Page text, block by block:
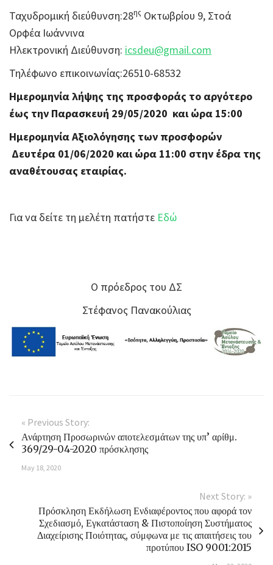
Ταχυδρομική διεύθυνση:28ης Οκτωβρίου 9, Στοά
Ορφέα Ιωάννινα
Ηλεκτρονική Διεύθυνση: icsdeu@gmail.com
Τηλέφωνο επικοινωνίας:26510-68532
Ημερομηνία λήψης της προσφοράς το αργότερο
έως την Παρασκευή 29/05/2020 και ώρα 15:00
Ημερομηνία Αξιολόγησης των προσφορών
Δευτέρα 01/06/2020 και ώρα 11:00 στην έδρα της
αναθέτουσας εταιρίας.
Για να δείτε τη μελέτη πατήστε Εδώ
Ο πρόεδρος του ΔΣ
Στέφανος Πανακούλιας
« Previous Story:
Ανάρτηση Προσωρινών αποτελεσμάτων της υπ’ αρίθμ.
369/29-04-2020 πρόσκλησης
May 18, 2020
Next Story: »
Πρόσκληση Εκδήλωση Ενδιαφέροντος που αφορά τον
Σχεδιασμό, Εγκατάσταση & Πιστοποίηση Συστήματος
Διαχείρισης Ποιότητας, σύμφωνα με τις απαιτήσεις του
προτύπου ISO 9001:2015